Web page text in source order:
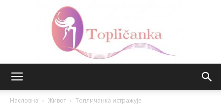
Насловна Живот Топличанка истражује